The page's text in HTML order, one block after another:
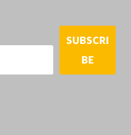
SUBSCRI
BE